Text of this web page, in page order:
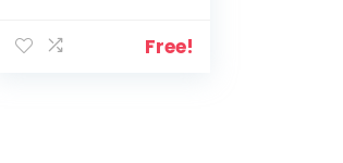
4 STUKS
Free!